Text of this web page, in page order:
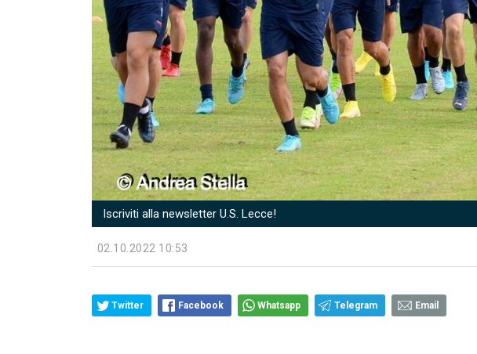
Iscriviti alla newsletter U.S. Lecce!
02.10.2022 10:53
Twitter Facebook Whatsapp Telegram Email